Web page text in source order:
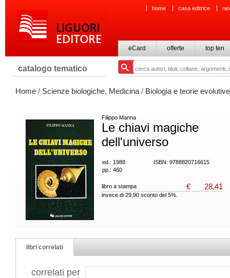
home casa editrice
eCard offerte top ten
catalogo tematico
Home / Scienze biologiche, Medicina / Biologia e teorie evolutive
Filippo Manna
Le chiavi magiche
dell'universo
ed.: 1988
ISBN: 9788820716615
pp.: 460
libro a stampa € 28,41
invece di 29,90 sconto del 5%.
libri correlati
correlati per